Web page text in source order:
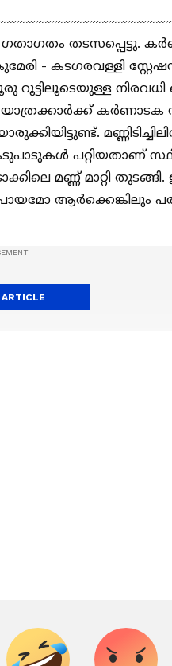
ഗതാഗതം തടസപ്പെട്ടു.
- കടഗരവള്ളി
നിരവധി
യാത്രക്കാർക്ക് കര്‍ണാടക
പറ്റിയതാണ്
മണ്ണ് മാറ്റി
ആർക്കെങ്കിലും